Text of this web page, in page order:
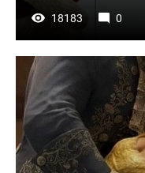
18183 0